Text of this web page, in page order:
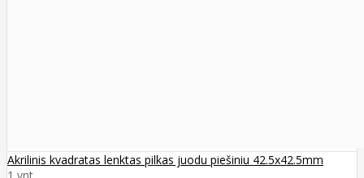
Akrilinis kvadratas lenktas pilkas juodu piešiniu 42.5x42.5mm